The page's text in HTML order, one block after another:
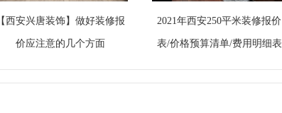
【西安兴唐装饰】做好装修报
价应注意的几个方面
2021年西安250平米装修报价
表/价格预算清单/费用明细表